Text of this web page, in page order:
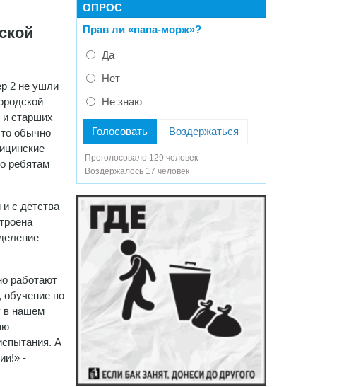
2 не ушли
старших
обычно
ребятам
с детства
работают
по
в нашем
А
-
ОПРОС
Прав ли «папа-морж»?
Да
Нет
Не знаю
Голосовать Воздержаться
Проголосовало 129 человек
Воздержалось 17 человек